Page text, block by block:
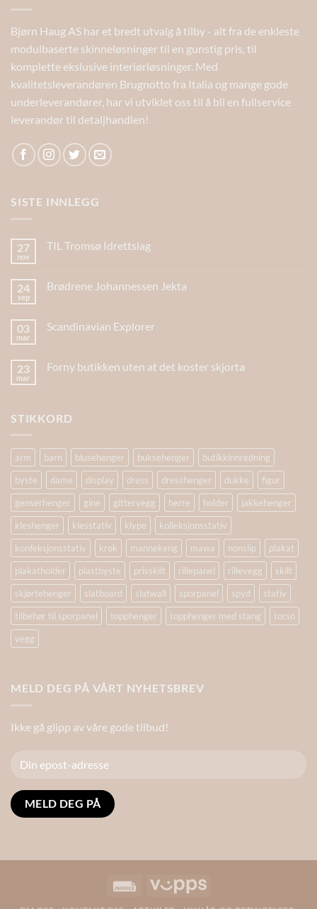
Bjørn Haug AS har et bredt utvalg å tilby - alt fra de enkleste
modulbaserte skinneløsninger til en gunstig pris, til
komplette ekslusive interiørløsninger. Med
kvalitetsleverandøren Brugnotto fra Italia og mange gode
underleverandører, har vi utviklet oss til å bli en fullservice
leverandør til detaljhandlen!
SISTE INNLEGG
27
nov
TIL Tromsø Idrettslag
24
sep
Brødrene Johannessen Jekta
03
mar
Scandinavian Explorer
23
mar
Forny butikken uten at det koster skjorta
STIKKORD
arm barn blusehenger buksehenger
butikkinnredning
byste
dame display dress dresshenger dukke
figur
genserhenger
gine gittervegg herre holder
jakkehenger
kleshenger
klesstativ klype
kolleksjonsstativ
konfeksjonsstativ
krok mannekeng mawa nonslip
plakat
plakatholder
plastbyste prisskilt rillepanel rillevegg
skilt
skjørtehenger
slatboard slatwall sporpanel spyd
stativ
tilbehør til sporpanel
topphenger topphenger med stang
torso
vegg
MELD DEG PÅ VÅRT NYHETSBREV
Ikke gå glipp av våre gode tilbud!
Invoice Vipps